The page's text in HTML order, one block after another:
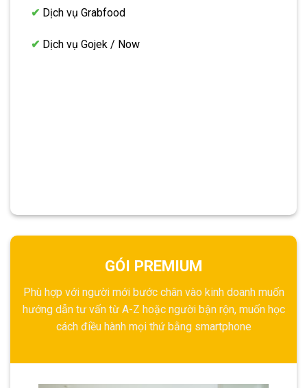
✔ Dịch vụ Grabfood
✔ Dịch vụ Gojek / Now
GÓI PREMIUM
Phù hợp với người mới bước chân vào kinh doanh muốn
hướng dẫn tư vấn từ A-Z hoặc người bận rộn, muốn học
cách điều hành mọi thứ bằng smartphone